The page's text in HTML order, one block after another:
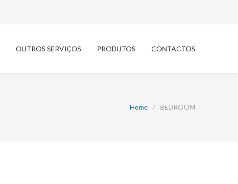
OUTROS SERVIÇOS PRODUTOS CONTACTOS
Home / BEDROOM